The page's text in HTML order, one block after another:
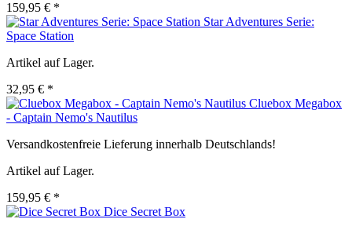
159,95 € *
Star Adventures Serie:
Space Station
Artikel auf Lager.
32,95 € *
Cluebox Megabox
- Captain Nemo's Nautilus
Versandkostenfreie Lieferung innerhalb Deutschlands!
Artikel auf Lager.
159,95 € *
Dice Secret Box